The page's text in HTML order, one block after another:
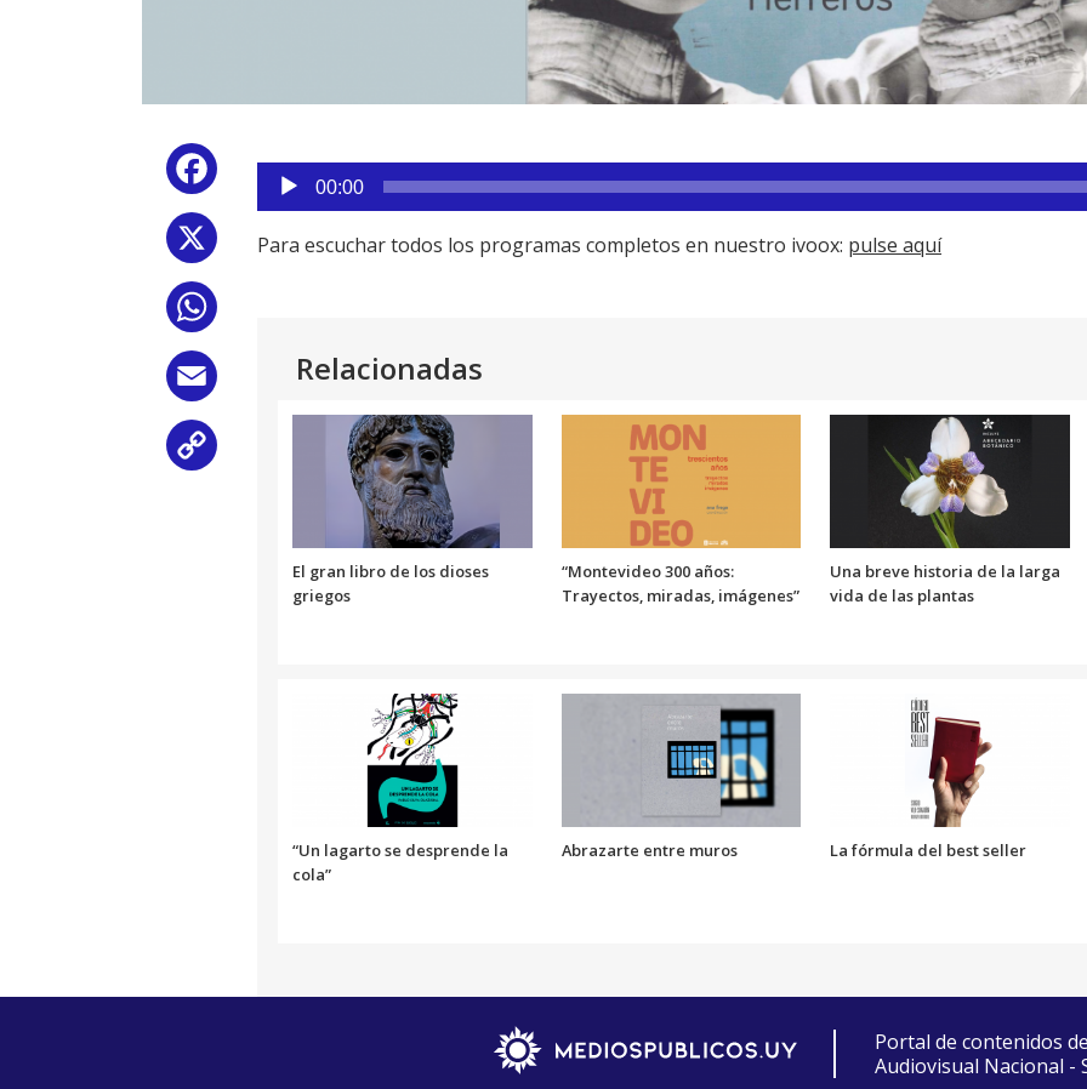
Facebook
Reproductor
audio
00:00
Para escuchar todos los programas completos en nuestro ivoox: pulse aquí
Relacionadas
El gran libro de los dioses
griegos
“Montevideo 300 años:
Trayectos, miradas, imágenes”
Una breve historia de la larga
vida de las plantas
“Un lagarto se desprende la
cola”
Abrazarte entre muros La fórmula del best seller
Portal de contenidos
Audiovisual Nacional -